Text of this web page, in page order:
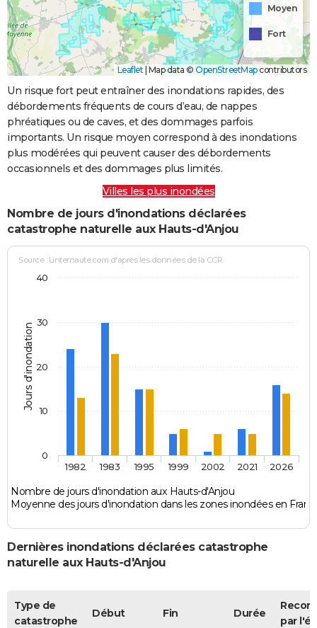
Moyen
Fort
Leaflet | Map data © OpenStreetMapcontributors
Un risque fort peut entraîner des inondations rapides, des
débordements fréquents de cours d’eau, de nappes
phréatiques ou de caves, et des dommages parfois
importants. Un risque moyen correspond à des inondations
plus modérées qui peuvent causer des débordements
occasionnels et des dommages plus limités.
Villes les plus inondées
Nombre de jours d'inondations déclarées
catastrophe naturelle aux Hauts-d'Anjou
Jours d'inondation
Source : Linternaute.com d'après les données de la CCR
Nombre de jours d'inondation aux Hauts-d'Anjou
Moyenne des jours d'inondation dans les zones inondées en
1982 1983 1995 1999 2002 2021 2026
0
10
20
30
40
Dernières inondations déclarées catastrophe
naturelle aux Hauts-d'Anjou
Type de
catastrophe
Début Fin Durée
par